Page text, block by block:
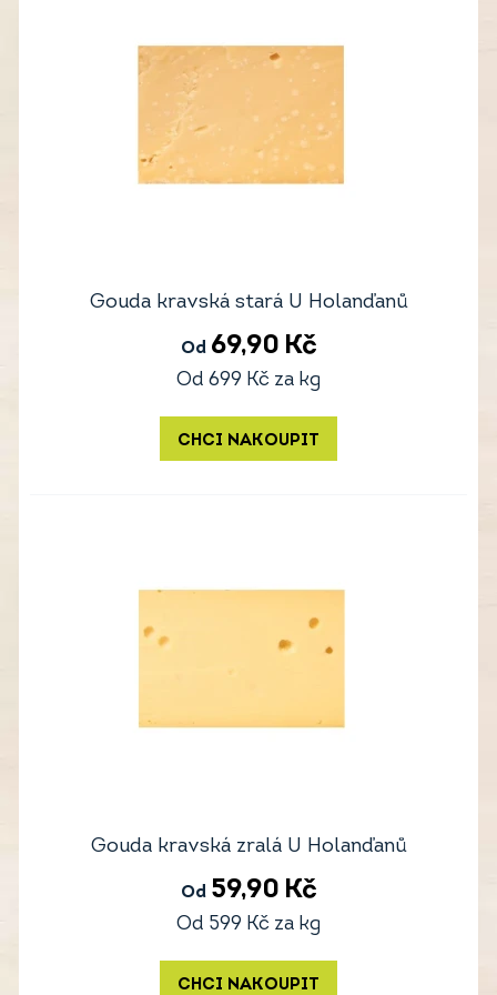
Gouda kravská stará U Holanďanů
Od 69,90 Kč
Od 699 Kč za kg
CHCI NAKOUPIT
Gouda kravská zralá U Holanďanů
Od 59,90 Kč
Od 599 Kč za kg
CHCI NAKOUPIT